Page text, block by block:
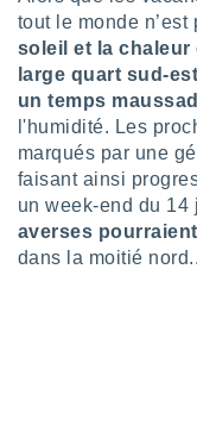
pas
de
vous
à
notre
que
tout le monde
soleil et la
large quart sud-
un temps
l'humidité. Les
marqués par une
faisant ainsi
un week-end du
averses
dans la moitié